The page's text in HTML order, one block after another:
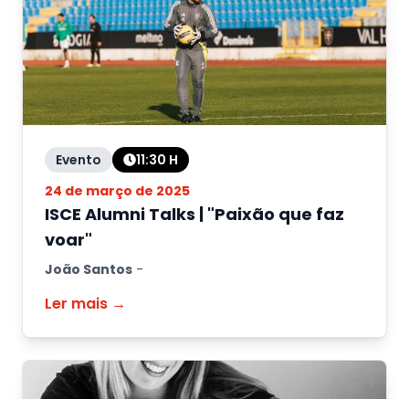
Evento 11:30 H
24 de março de 2025
ISCE Alumni Talks | "Paixão que faz
voar"
João Santos -
Ler mais →